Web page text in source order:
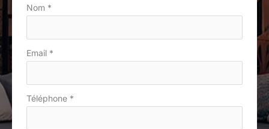
téléphone
Nom *
Email *
Téléphone *